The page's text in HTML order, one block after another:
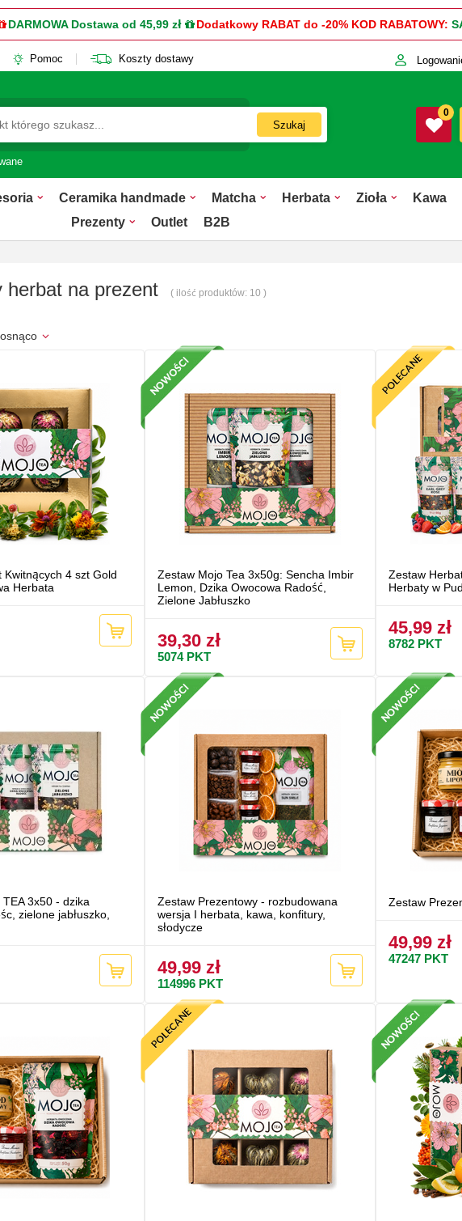
DARMOWA Dostawa od 45,99 zł Dodatkowy RABAT do -20% KOD RABATOWY:
Pomoc Koszty dostawy
Szukaj
0
Ceramika handmade Matcha Herbata Zioła Kawa
Prezenty
Outlet B2B
herbat na prezent ( ilość produktów: 10 )
Kwitnących 4 szt Gold
Herbata
Zestaw Mojo Tea 3x50g: Sencha Imbir
Lemon, Dzika Owocowa Radość,
Zielone Jabłuszko
39,30 zł
5074PKT
Zestaw
Herbaty w
45,99 zł
8782 PKT
3x50 - dzika
zielone jabłuszko,
Zestaw Prezentowy - rozbudowana
wersja I herbata, kawa, konfitury,
słodycze
49,99 zł
114996 PKT
Zestaw
49,99 zł
47247 PKT